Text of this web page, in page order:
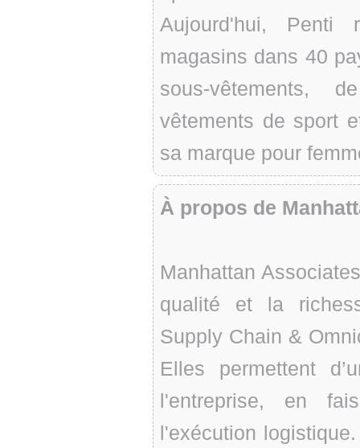
Aujourd'hui, Penti
magasins dans 40
sous-vêtements,
vêtements de sport
sa marque pour
À propos de
Manhattan
qualité et la
Supply Chain &
Elles permettent
l'entreprise, en
l'exécution